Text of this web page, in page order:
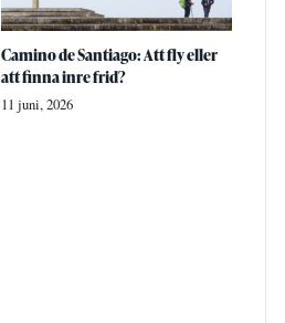
Camino de Santiago: Att fly eller
att finna inre frid?
11 juni, 2026